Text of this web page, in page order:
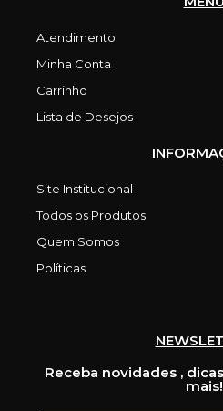
Atendimento
Minha Conta
Carrinho
Lista de Desejos
Site Institucional
Todos os Produtos
Quem Somos
Políticas
Receba novidades ,
mais!